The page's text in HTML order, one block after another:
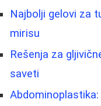
Najbolji gelovi za
mirisu
Rešenja za
saveti